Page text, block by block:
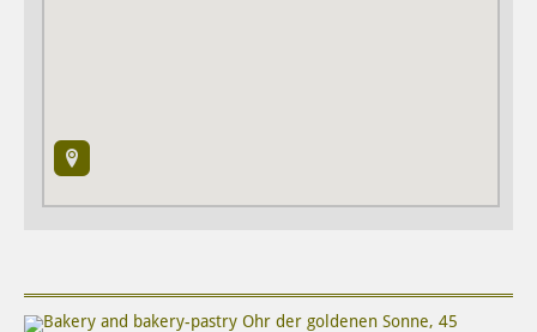
Bakery and bakery-pastry Ohr der goldenen Sonne, 45